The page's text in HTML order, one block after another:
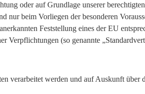
oder auf Grundlage unserer
nur beim Vorliegen der besonderen
Feststellung eines der EU
Verpflichtungen (so genannte
verarbeitet werden und auf Auskunft